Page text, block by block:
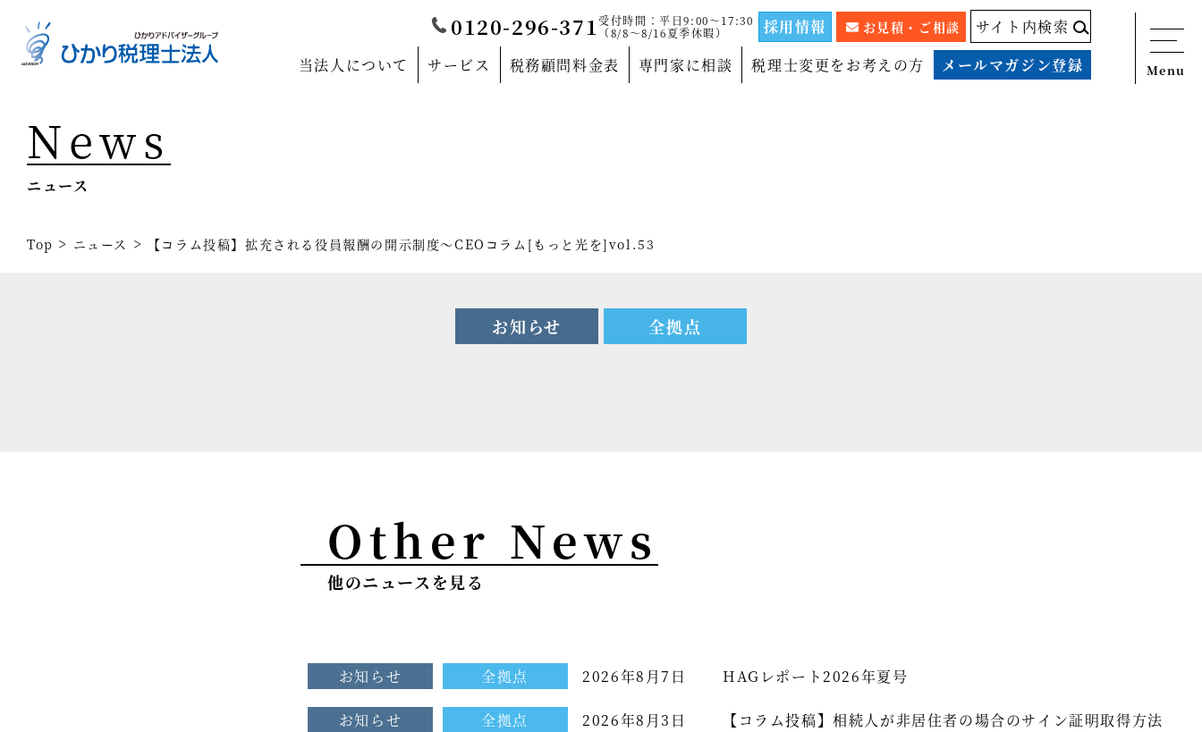
0120-296-371受付時間：平日9:00～17:30
（8/8～8/16夏季休暇）
採用情報 お見積・ご相談
サイト内検索
当法人について
サービス 税務顧問料金表 専門家に相談 税理士変更をお考えの方 メールマガジン登録 Menu
Top
経営コンサルティングの専門家
税務調査の専門家
医療業界の専門家
法人概要
事務所紹介
事業部紹介
News
ニュース
Top > ニュース > 【コラム投稿】拡充される役員報酬の開示制度～CEOコラム[もっと光を]vol.53
お知らせ 全拠点
Other News
他のニュースを見る
お知らせ 全拠点 2026年8月7日 HAGレポート2026年夏号
お知らせ 全拠点 2026年8月3日 【コラム投稿】相続人が非居住者の場合のサイン証明取得方法